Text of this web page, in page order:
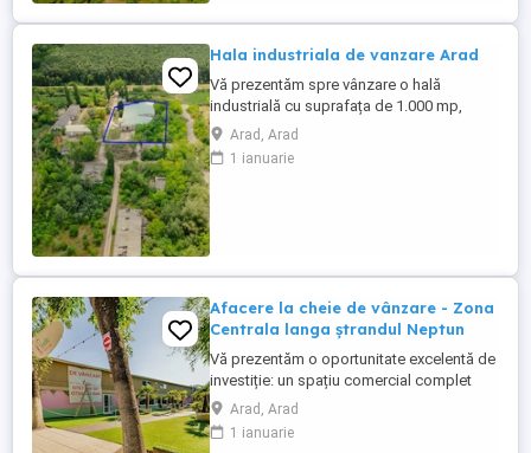
Hala industriala de vanzare Arad
Vă prezentăm spre vânzare o hală
industrială cu suprafața de 1.000 mp,
amplasată într-o zonă strategică din
municipiul Arad, cu acces facil către
principalele căi de transport și
Arad, Arad
1 ianuarie
Afacere la cheie de vânzare - Zona
Centrala langa ștrandul Neptun
Vă prezentăm o oportunitate excelentă de
investiție: un spațiu comercial complet
amenajat și pregătit pentru desfășurarea
activităților din domeniul HoReCa, situat
într-o zonă cu vizibilitate și acces facil, în
Arad, Arad
1 ianuarie